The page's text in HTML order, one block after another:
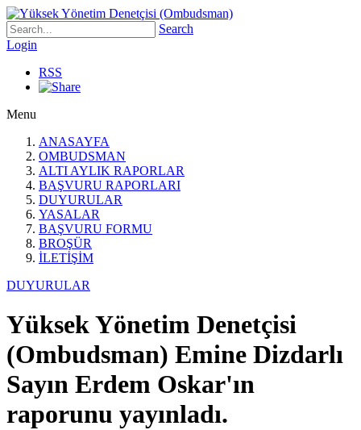
Search
Login
RSS
Menu
ANASAYFA
OMBUDSMAN
ALTI AYLIK RAPORLAR
BAŞVURU RAPORLARI
DUYURULAR
YASALAR
BAŞVURU FORMU
BROŞÜR
İLETİŞİM
DUYURULAR
Yüksek Yönetim Denetçisi
(Ombudsman) Emine Dizdarlı
Sayın Erdem Oskar'ın
raporunu yayınladı.